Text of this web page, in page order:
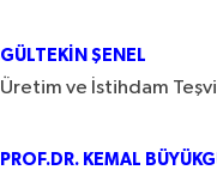
GÜLTEKIN ŞENEL
Üretim ve İstihdam
PROF.DR. KEMAL